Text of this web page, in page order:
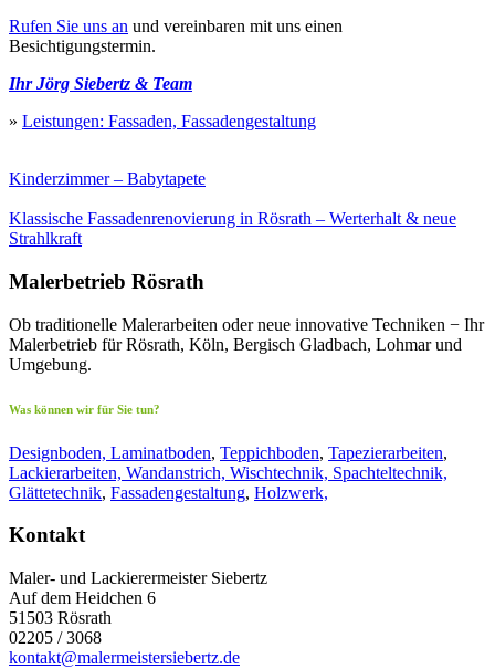
Rufen Sie uns an und vereinbaren mit uns einen
Besichtigungstermin.
Ihr Jörg Siebertz & Team
» Leistungen: Fassaden, Fassadengestaltung
Kinderzimmer – Babytapete
Klassische Fassadenrenovierung in Rösrath – Werterhalt & neue
Strahlkraft
Malerbetrieb Rösrath
Ob traditionelle Malerarbeiten oder neue innovative Techniken − Ihr
Malerbetrieb für Rösrath, Köln, Bergisch Gladbach, Lohmar und
Umgebung.
Was können wir für Sie tun?
Designboden, Laminatboden, Teppichboden, Tapezierarbeiten,
Lackierarbeiten, Wandanstrich, Wischtechnik, Spachteltechnik,
Glättetechnik, Fassadengestaltung, Holzwerk,
Kontakt
Maler- und Lackierermeister Siebertz
Auf dem Heidchen 6
51503 Rösrath
02205 / 3068
kontakt@malermeistersiebertz.de